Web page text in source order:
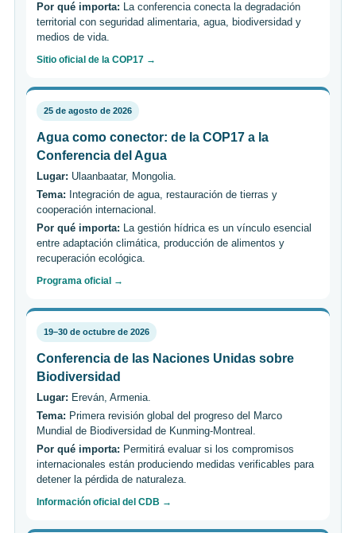
Por qué importa: La conferencia conecta la degradación
territorial con seguridad alimentaria, agua, biodiversidad y
medios de vida.
Sitio oficial de la COP17 →
25 de agosto de 2026
Agua como conector: de la COP17 a la
Conferencia del Agua
Lugar: Ulaanbaatar, Mongolia.
Tema: Integración de agua, restauración de tierras y
cooperación internacional.
Por qué importa: La gestión hídrica es un vínculo esencial
entre adaptación climática, producción de alimentos y
recuperación ecológica.
Programa oficial →
19–30 de octubre de 2026
Conferencia de las Naciones Unidas sobre
Biodiversidad
Lugar: Ereván, Armenia.
Tema: Primera revisión global del progreso del Marco
Mundial de Biodiversidad de Kunming-Montreal.
Por qué importa: Permitirá evaluar si los compromisos
internacionales están produciendo medidas verificables para
detener la pérdida de naturaleza.
Información oficial del CDB →